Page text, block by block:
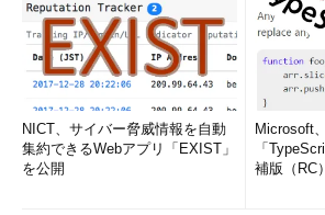
NICT、サイバー脅威情報を自動
集約できるWebアプリ「EXIST」
を公開
Microsoft
「
補版（RC